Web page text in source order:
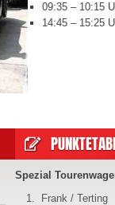
09:35 – 10:15
14:45 – 15:25
Spezial
1.
Frank / Terting